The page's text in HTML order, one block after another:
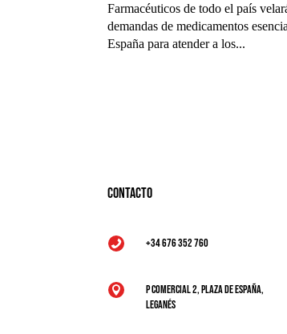
Farmacéuticos de todo el país
demandas de medicamentos
España para atender a los...
Contacto
 +34 676 352 760

P Comercial 2, Plaza de España,
Leganés